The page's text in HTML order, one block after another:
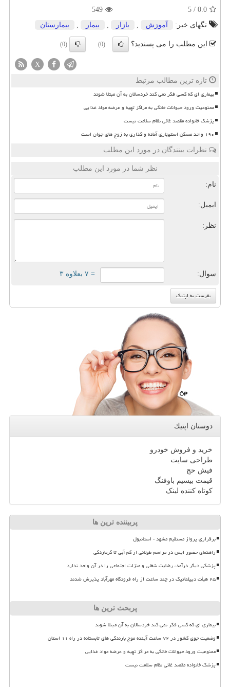
0.0
/
5
549
تگهای خبر:
آموزش بازار بیمار بیمارستان
این مطلب را می پسندید؟ (0)
(0)
X
تازه ترین مطالب مرتبط
بیماری ای که کسی فکر نمی کند خردسالان به آن مبتلا شوند
ممنوعیت ورود حیوانات خانگی به مراکز تهیه و عرضه مواد غذایی
پزشک خانواده مقصد غائی نظام سلامت نیست
۱۹۰ واحد مسکن استیجاری آماده واگذاری به زوج های جوان است
نظرات بینندگان در مورد این مطلب
نظر شما در مورد این مطلب
نام:
ایمیل:
نظر:
سوال: = ۷ بعلاوه ۳
دوستان اپتیك
خرید و فروش خودرو
طراحی سایت
فیش حج
قیمت بیسیم باوفنگ
کوتاه کننده لینک
پربیننده ترین ها
برقراری پرواز مستقیم مشهد - استانبول
راهنمای حضور ایمن در مراسم طولانی از کم آبی تا گرمازدگی
پزشکی دیگر درآمد، رضایت شغلی و منزلت اجتماعی را در آن واحد ندارد
۲۵ هیأت دیپلماتیک در چند ساعت از راه فرودگاه مهرآباد پذیرش شدند
پربحث ترین ها
بیماری ای که کسی فکر نمی کند خردسالان به آن مبتلا شوند
وضعیت جوی کشور در ۷۲ ساعت آینده موج بارندگی های تابستانه در راه ۱۱ استان
ممنوعیت ورود حیوانات خانگی به مراکز تهیه و عرضه مواد غذایی
پزشک خانواده مقصد غائی نظام سلامت نیست